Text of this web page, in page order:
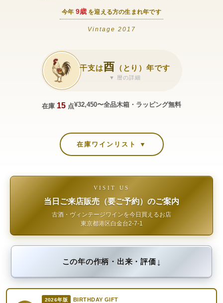
今年 9歳 を迎える方の生まれ年です
Vintage 2017
干支は酉 （とり）年です
▼ 暦の詳細
在庫 15 点¥32,450〜全品木箱・ラッピング無料
在庫ワインリスト ▼
VISIT US
当日ご来店販売（要ご予約）のご案内
古酒・ヴィンテージワインを今日買えるお店
東京都港区白金台2-7-1
この年の作柄・出来・評価↓
2026年版 BIRTHDAY GIFT